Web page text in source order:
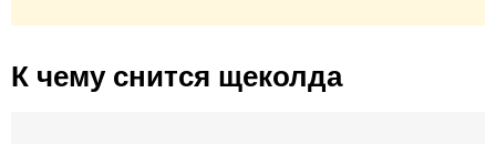
К чему снится щеколда